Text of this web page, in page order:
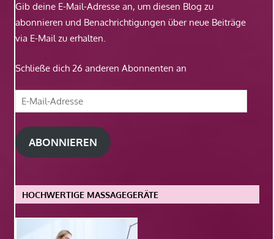
Gib deine E-Mail-Adresse an, um diesen Blog zu
abonnieren und Benachrichtigungen über neue Beiträge
via E-Mail zu erhalten.
Schließe dich 26 anderen Abonnenten an
E-
Mail-
Adresse
ABONNIEREN
HOCHWERTIGE MASSAGEGERÄTE